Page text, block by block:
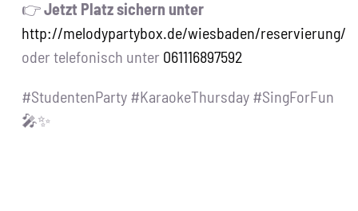
👉Jetzt Platz sichern unter
http://melodypartybox.de/wiesbaden/reservierung/
oder telefonisch unter 061116897592
#StudentenParty #KaraokeThursday #SingForFun
🎤✨